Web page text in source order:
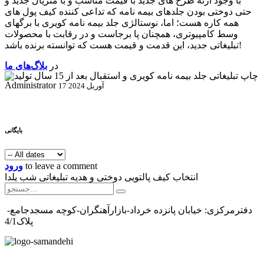
حتی دوختی بودن جلدهای بیمه نامه که تداعی کننده کیف پول های
همه کاره هست؛ اما، نوستالژی جلد بیمه نامه کویری با برگهای
وسط کامپیوتری، همچنان پا برجاست و در رقابت با محصولات
تبلیغاتی جدید، این قدمت و قیمت هست که توانسته برنده باشد!
در بلاگ‌های ما
Administrator
17 آوریل 2024
بایگانی
ورود to leave a comment
انتخاب کیف پالتویی دوختی و هدیه تبلیغاتی شب یلدا
پلاک4/1